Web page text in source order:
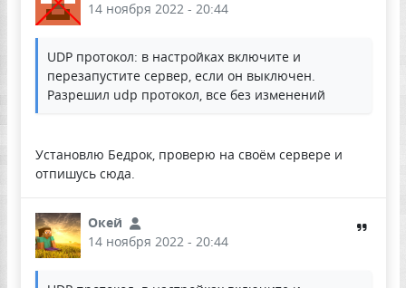
14 ноября 2022 - 20:44
UDP протокол: в настройках включите и
перезапустите сервер, если он выключен.
Разрешил udp протокол, все без изменений
Установлю Бедрок, проверю на своём сервере и
отпишусь сюда.
Окей
14 ноября 2022 - 20:44